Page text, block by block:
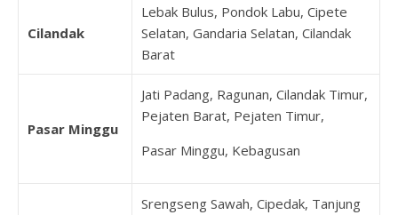
Cilandak
Lebak Bulus, Pondok Labu, Cipete
Selatan, Gandaria Selatan, Cilandak
Barat
Pasar Minggu
Jati Padang, Ragunan, Cilandak Timur,
Pejaten Barat, Pejaten Timur,
Pasar Minggu, Kebagusan
Srengseng Sawah, Cipedak, Tanjung